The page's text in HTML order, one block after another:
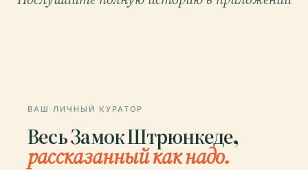
ВАШ ЛИЧНЫЙ КУРАТОР
Весь Замок Штрюнкеде,
рассказанный как надо.